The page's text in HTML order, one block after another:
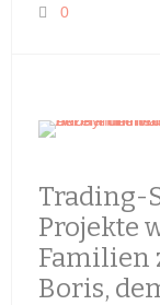
0
Trading-
Projekte
Familien
Boris,